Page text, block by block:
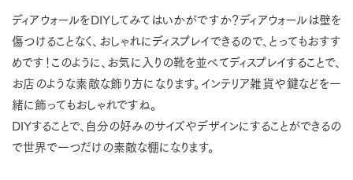
ディアウォールをDIYしてみてはいかがですか？ディアウォールは壁を
傷つけることなく、おしゃれにディスプレイできるので、とってもおすす
めです！このように、お気に入りの靴を並べてディスプレイすることで、
お店のような素敵な飾り方になります。インテリア雑貨や鍵などを一
緒に飾ってもおしゃれですね。
DIYすることで、自分の好みのサイズやデザインにすることができるの
で世界で一つだけの素敵な棚になります。